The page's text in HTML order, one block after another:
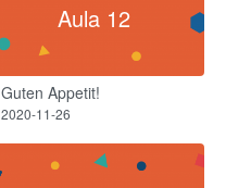
Aula 12
Guten Appetit!​
2020-11-26